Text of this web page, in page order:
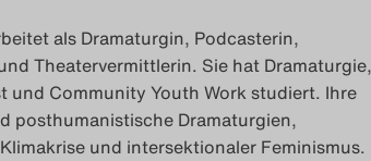
als Dramaturgin, Podcasterin,
Theatervermittlerin. Sie hat
und Community Youth Work studiert. Ihre
posthumanistische Dramaturgien,
und intersektionaler Feminismus.